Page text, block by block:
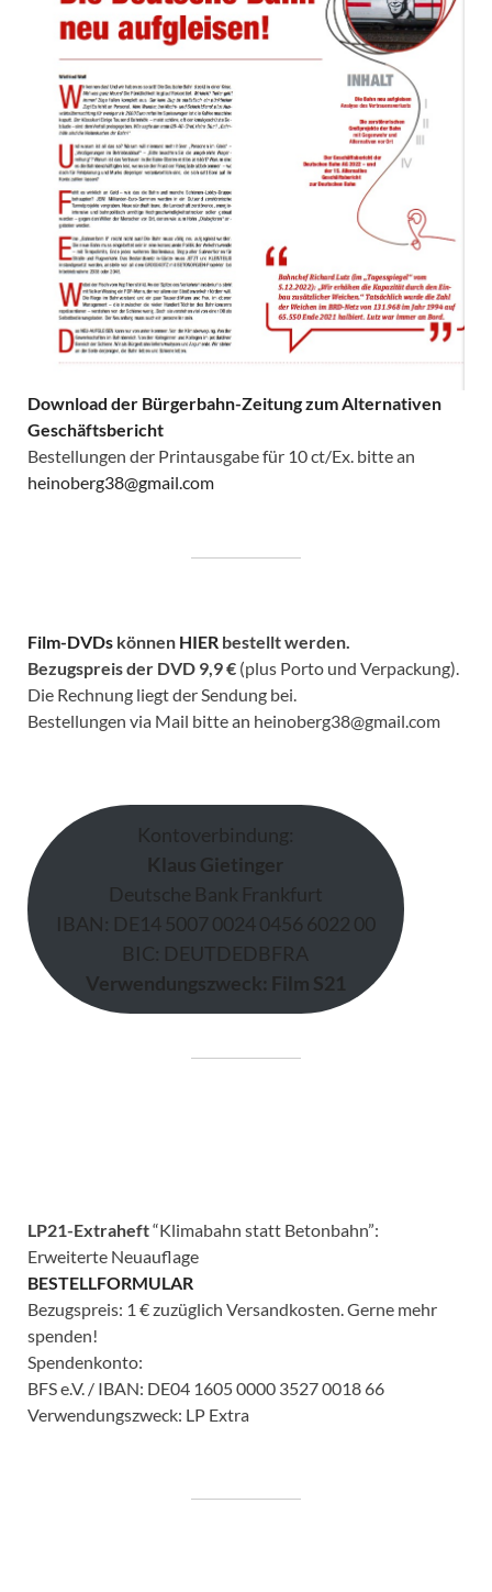
Download der Bürgerbahn-Zeitung zum Alternativen
Geschäftsbericht
Bestellungen der Printausgabe für 10 ct/Ex. bitte an
heinoberg38@gmail.com
Film-DVDs können HIER bestellt werden.
Bezugspreis der DVD 9,9 € (plus Porto und Verpackung).
Die Rechnung liegt der Sendung bei.
Bestellungen via Mail bitte an heinoberg38@gmail.com
Kontoverbindung:
Klaus Gietinger
Deutsche Bank Frankfurt
IBAN: DE14 5007 0024 0456 6022 00
BIC: DEUTDEDBFRA
Verwendungszweck: Film S21
LP21-Extraheft“Klimabahn statt Betonbahn”:
Erweiterte Neuauflage
BESTELLFORMULAR
Bezugspreis: 1 € zuzüglich Versandkosten. Gerne mehr
spenden!
Spendenkonto:
BFS e.V. / IBAN: DE04 1605 0000 3527 0018 66
Verwendungszweck: LP Extra